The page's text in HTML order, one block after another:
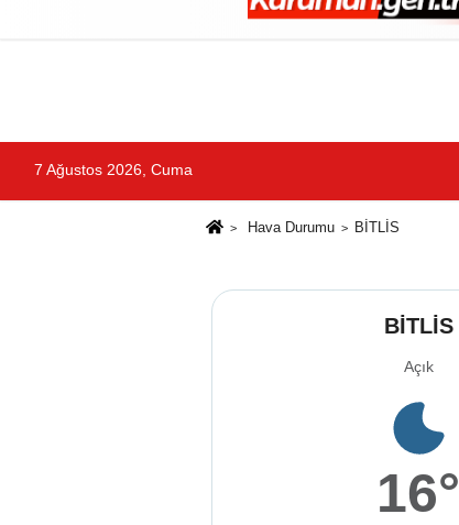
Künye İletişim Çerez Politikası
7 Ağustos 2026, Cuma
Hava Durumu BİTLİS
BİTLİS
Açık
16°